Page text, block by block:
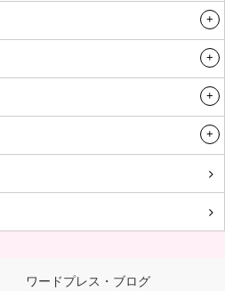
ワードプレス・ブログ